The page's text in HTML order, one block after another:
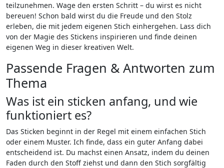
teilzunehmen. Wage den‌ ersten Schritt‍ – du wirst es nicht
bereuen! Schon bald wirst du die Freude und den Stolz
erleben, die mit jedem eigenen ‍Stich einhergehen. Lass dich
von der Magie des Stickens inspirieren und⁣ finde deinen
eigenen Weg in dieser kreativen Welt.
Passende Fragen & Antworten zum
Thema
Was⁢ ist ein sticken anfang, und wie
funktioniert es?
Das Sticken beginnt in ⁣der Regel mit einem einfachen Stich
‍oder einem Muster. Ich finde, dass ein guter Anfang dabei
‍entscheidend ist. Du machst einen Ansatz, indem du deinen
Faden durch den Stoff ziehst und‍ dann ⁢den Stich​ sorgfältig